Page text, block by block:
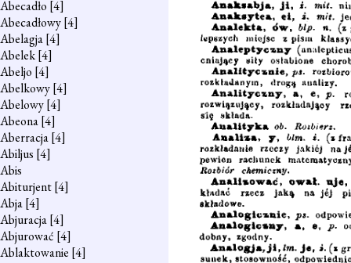
Abecadło [4]
Abecadłowy[4]
Abelagja[4]
Abelek[4]
Abeljo [4]
Abelkowy[4]
Abelowy[4]
Abeona[4]
Aberracja[4]
Abiljus [4]
Abis
Abiturjent[4]
Abja[4]
Abjuracja[4]
Abjurować [4]
Ablaktowanie [4]